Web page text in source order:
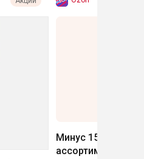
Минус 15% на весь
ассортимент